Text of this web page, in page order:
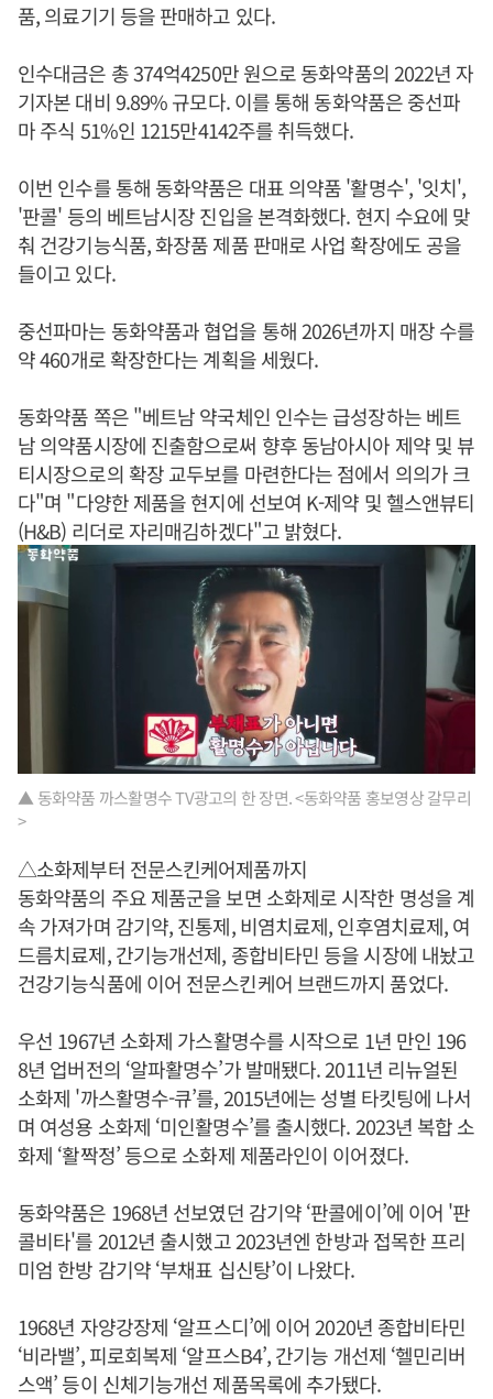
품, 의료기기 등을 판매하고 있다.
인수대금은 총 374억4250만 원으로 동화약품의 2022년 자
기자본 대비 9.89% 규모다. 이를 통해 동화약품은 중선파
마 주식 51%인 1215만4142주를 취득했다.
이번 인수를 통해 동화약품은 대표 의약품 '활명수', '잇치',
'판콜' 등의 베트남시장 진입을 본격화했다. 현지 수요에 맞
춰 건강기능식품, 화장품 제품 판매로 사업 확장에도 공을
들이고 있다.
중선파마는 동화약품과 협업을 통해 2026년까지 매장 수를
약 460개로 확장한다는 계획을 세웠다.
동화약품 쪽은 "베트남 약국체인 인수는 급성장하는 베트
남 의약품시장에 진출함으로써 향후 동남아시아 제약 및 뷰
티시장으로의 확장 교두보를 마련한다는 점에서 의의가 크
다"며 "다양한 제품을 현지에 선보여 K-제약 및 헬스앤뷰티
(H&B) 리더로 자리매김하겠다"고 밝혔다.
▲ 동화약품 까스활명수 TV광고의 한 장면. <동화약품 홍보영상 갈무리
>
△소화제부터 전문스킨케어제품까지
동화약품의 주요 제품군을 보면 소화제로 시작한 명성을 계
속 가져가며 감기약, 진통제, 비염치료제, 인후염치료제, 여
드름치료제, 간기능개선제, 종합비타민 등을 시장에 내놨고
건강기능식품에 이어 전문스킨케어 브랜드까지 품었다.
우선 1967년 소화제 가스활명수를 시작으로 1년 만인 196
8년 업버전의 ‘알파활명수’가 발매됐다. 2011년 리뉴얼된
소화제 '까스활명수-큐’를, 2015년에는 성별 타킷팅에 나서
며 여성용 소화제 ‘미인활명수’를 출시했다. 2023년 복합 소
화제 ‘활짝정’ 등으로 소화제 제품라인이 이어졌다.
동화약품은 1968년 선보였던 감기약 ‘판콜에이’에 이어 '판
콜비타'를 2012년 출시했고 2023년엔 한방과 접목한 프리
미엄 한방 감기약 ‘부채표 십신탕’이 나왔다.
1968년 자양강장제 ‘알프스디’에 이어 2020년 종합비타민
‘비라밸’, 피로회복제 ‘알프스B4’, 간기능 개선제 ‘헬민리버
스액’ 등이 신체기능개선 제품목록에 추가됐다.